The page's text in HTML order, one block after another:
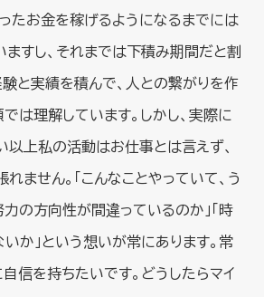
たお金を稼げるようになるまでには
すし、それまでは下積み期間だと割
と実績を積んで、人との繋がりを作
は理解しています。しかし、実際に
上私の活動はお仕事とは言えず、
ません。「こんなことやっていて、う
力の方向性が間違っているのか」「時
か」という想いが常にあります。常
信を持ちたいです。どうしたらマイ